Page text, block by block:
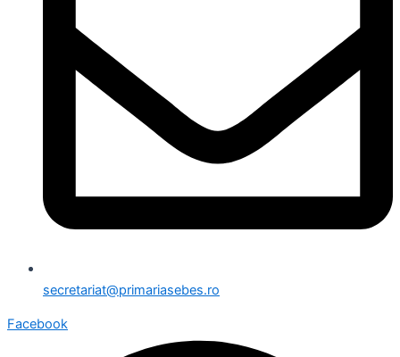
secretariat@primariasebes.ro
Facebook